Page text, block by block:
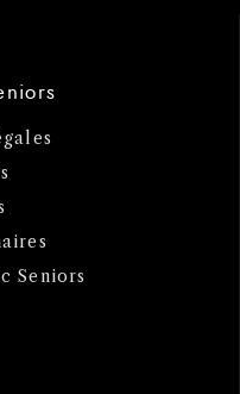
Seniors